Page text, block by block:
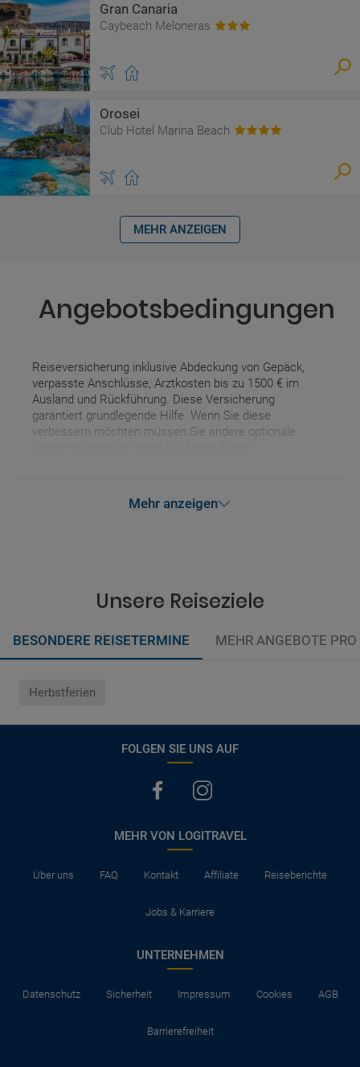
Gran Canaria
Caybeach Meloneras
Orosei
Club Hotel Marina Beach
MEHR ANZEIGEN
Angebotsbedingungen
Reiseversicherung inklusive Abdeckung von Gepäck,
verpasste Anschlüsse, Arztkosten bis zu 1500 € im
Ausland und Rückführung. Diese Versicherung
garantiert grundlegende Hilfe. Wenn Sie diese
verbessern möchten müssen Sie andere optionale
Mehr anzeigen
Unsere Reiseziele
BESONDERE REISETERMINE MEHR ANGEBOTE
Herbstferien
FOLGEN SIE UNS AUF
MEHR VON LOGITRAVEL
Über uns FAQ Kontakt Affiliate Reiseberichte
Jobs & Karriere
UNTERNEHMEN
Datenschutz Sicherheit Impressum Cookies AGB
Barrierefreiheit